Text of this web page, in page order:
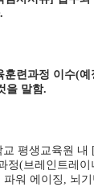
.
훈련과정 이수(
을 말함.
평생교육원 내
정(브레인트레
파워 에이징, 뇌